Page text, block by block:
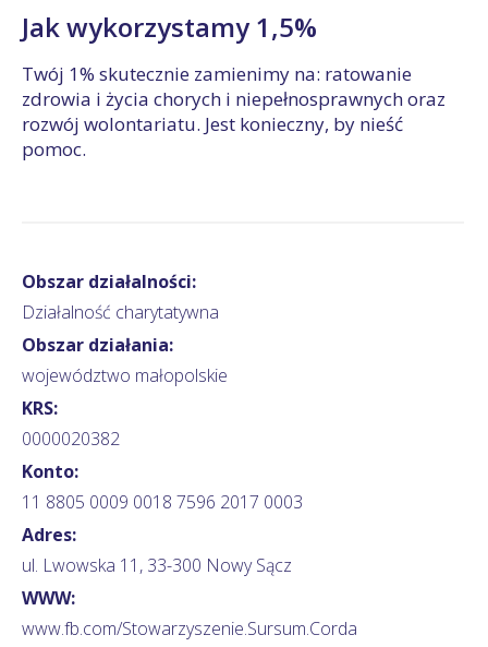
Jak wykorzystamy 1,5%
Twój 1% skutecznie zamienimy na: ratowanie
zdrowia i życia chorych i niepełnosprawnych oraz
rozwój wolontariatu. Jest konieczny, by nieść
pomoc.
Obszar działalności:
Działalność charytatywna
Obszar działania:
województwo małopolskie
KRS:
0000020382
Konto:
11 8805 0009 0018 7596 2017 0003
Adres:
ul. Lwowska 11, 33-300 Nowy Sącz
WWW:
www.fb.com/Stowarzyszenie.Sursum.Corda